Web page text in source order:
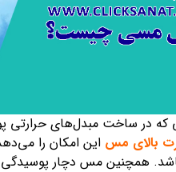
در ساخت مبدل‌های حرارتی
بالای مس این امکان را
همچنین مس دچار